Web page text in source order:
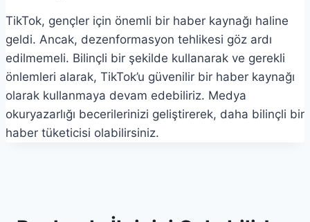
TikTok, gençler için önemli bir haber kaynağı haline
geldi. Ancak, dezenformasyon tehlikesi göz ardı
edilmemeli. Bilinçli bir şekilde kullanarak ve gerekli
önlemleri alarak, TikTok’u güvenilir bir haber kaynağı
olarak kullanmaya devam edebiliriz. Medya
okuryazarlığı becerilerinizi geliştirerek, daha bilinçli bir
haber tüketicisi olabilirsiniz.